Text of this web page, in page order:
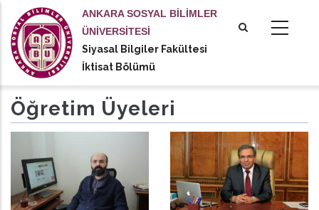
içeriğe
atla
ANKARA SOSYAL BİLİMLER
ÜNİVERSİTESİ
Siyasal Bilgiler Fakültesi
İktisat Bölümü
actions
Öğretim Üyeleri